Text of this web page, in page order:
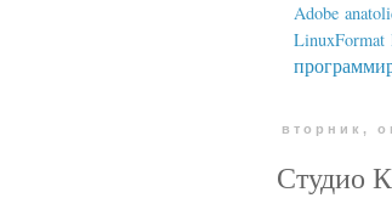
Adobe
LinuxFormat
вторник,
Студио